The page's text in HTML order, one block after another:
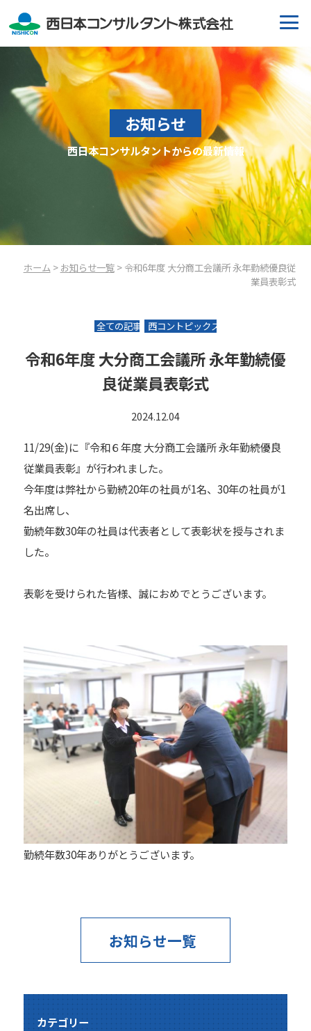
お知らせ
西日本コンサルタントからの最新情報
ホーム> お知らせ一覧> 令和6年度 大分商工会議所 永年勤続優良従
業員表彰式
全ての記事 西コントピックス
令和6年度 大分商工会議所 永年勤続優
良従業員表彰式
2024.12.04
11/29(金)に『令和６年度 大分商工会議所 永年勤続優良
従業員表彰』が行われました。
今年度は弊社から勤続20年の社員が1名、30年の社員が1
名出席し、
勤続年数30年の社員は代表者として表彰状を授与されま
した。
表彰を受けられた皆様、誠におめでとうございます。
勤続年数30年ありがとうございます。
お知らせ一覧
カテゴリー